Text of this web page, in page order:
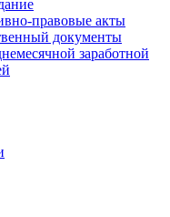
правовые акты
документы
заработной